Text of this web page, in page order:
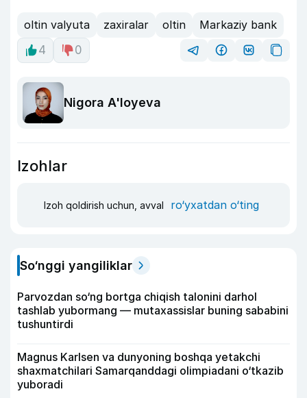
oltin valyuta zaxiralar oltin
Markaziy bank
4
0
Nigora A'loyeva
Izohlar
Izoh qoldirish uchun, avval ro‘yxatdan o‘ting
So‘nggi yangiliklar
Parvozdan so‘ng bortga chiqish talonini darhol
tashlab yubormang — mutaxassislar buning sababini
tushuntirdi
Magnus Karlsen va dunyoning boshqa yetakchi
shaxmatchilari Samarqanddagi olimpiadani o‘tkazib
yuboradi